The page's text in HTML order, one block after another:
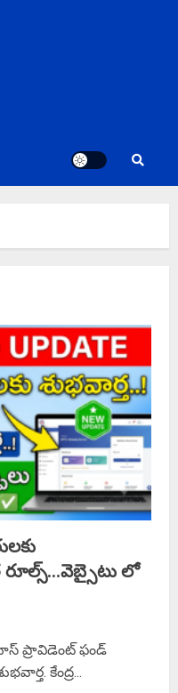
రూల్స్…వెబ్సైటు లో
ప్రావిడెంట్ ఫండ్
కేంద్ర...